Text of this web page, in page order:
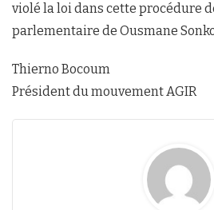
violé la loi dans cette procédure
parlementaire de Ousmane
Thierno Bocoum
Président du mouvement AGIR